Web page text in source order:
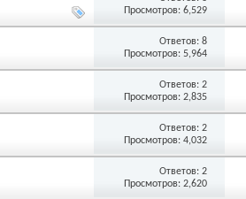
Просмотров: 6,529
Ответов: 8
Просмотров: 5,964
Ответов: 2
Просмотров: 2,835
Ответов: 2
Просмотров: 4,032
Ответов: 2
Просмотров: 2,620